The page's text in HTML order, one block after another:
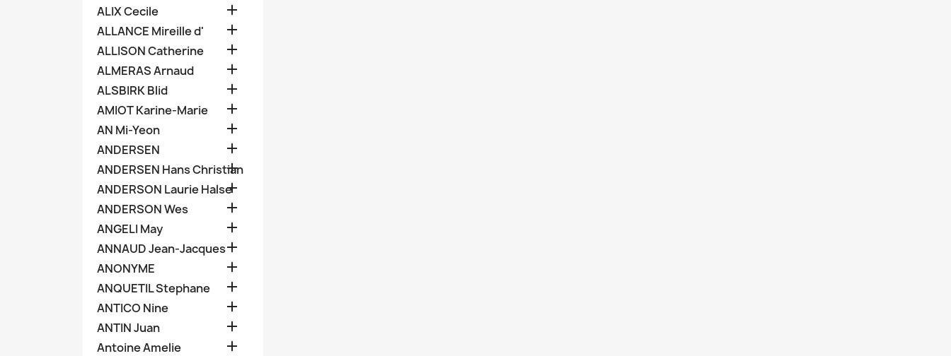
ALIX Cecile 
ALLANCE Mireille d' 
ALLISON Catherine 
ALMERAS Arnaud 
ALSBIRK Blid 
AMIOT Karine-Marie 
AN Mi-Yeon 
ANDERSEN 
ANDERSEN Hans Christian

ANDERSON Laurie Halse

ANDERSON Wes 
ANGELI May 
ANNAUD Jean-Jacques
ANONYME 
ANQUETIL Stephane 
ANTICO Nine 
ANTIN Juan 
Antoine Amelie 